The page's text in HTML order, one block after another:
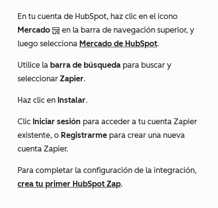
En tu cuenta de HubSpot, haz clic en el icono
Mercado
en la barra de navegación superior, y
luego selecciona Mercado de HubSpot.
Utilice la barra de búsqueda para buscar y
seleccionar Zapier.
Haz clic en Instalar.
Clic Iniciar sesión para acceder a tu cuenta Zapier
existente, o Registrarme para crear una nueva
cuenta Zapier.
Para completar la configuración de la integración,
crea tu primer HubSpot Zap.